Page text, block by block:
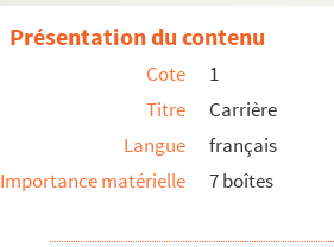
2. Oeuvres (et documents associés à ces
4. Archives personnelles et familiales
Présentation du contenu
Cote
1
Titre
Carrière
Langue
français
Importance matérielle
7 boîtes